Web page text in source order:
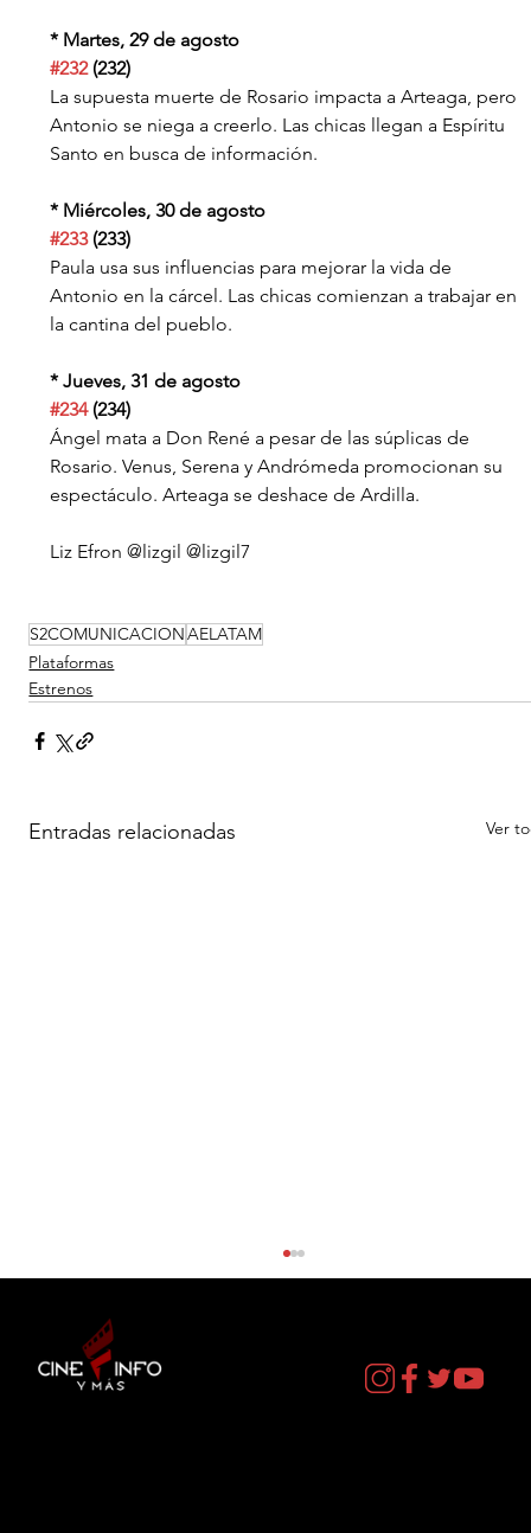
* Martes, 29 de agosto
#232 (232)
La supuesta muerte de Rosario impacta a Arteaga, pero
Antonio se niega a creerlo. Las chicas llegan a Espíritu
Santo en busca de información.
* Miércoles, 30 de agosto
#233 (233)
Paula usa sus influencias para mejorar la vida de
Antonio en la cárcel. Las chicas comienzan a trabajar en
la cantina del pueblo.
* Jueves, 31 de agosto
#234 (234)
Ángel mata a Don René a pesar de las súplicas de
Rosario. Venus, Serena y Andrómeda promocionan su
espectáculo. Arteaga se deshace de Ardilla.
Liz Efron @lizgil @lizgil7
S2COMUNICACIONAELATAM
Plataformas
Estrenos
Entradas relacionadas Ver